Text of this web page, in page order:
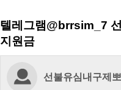
텔레그램@brrsim_7
지원금
선불유심내구제